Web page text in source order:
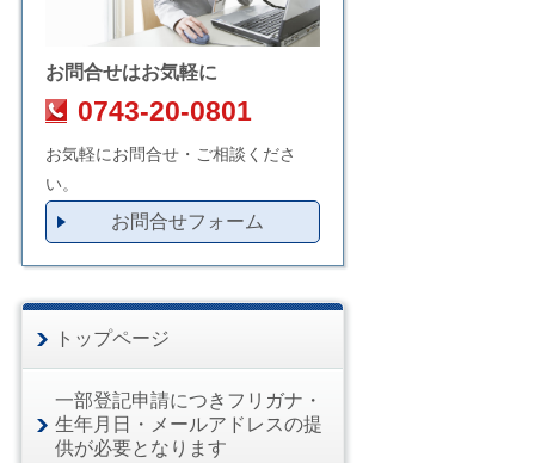
お問合せはお気軽に
0743-20-0801
お気軽にお問合せ・ご相談くださ
い。
お問合せフォーム
トップページ
一部登記申請につきフリガナ・
生年月日・メールアドレスの提
供が必要となります